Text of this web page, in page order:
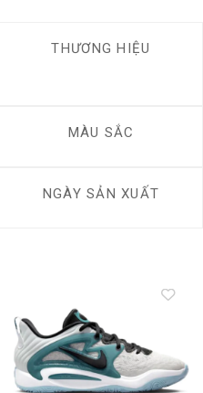
THƯƠNG HIỆU
MÀU SẮC
NGÀY SẢN XUẤT
Add to
wishlist